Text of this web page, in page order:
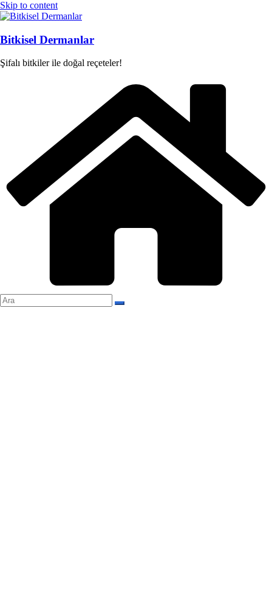
Skip to content
Bitkisel Dermanlar
Şifalı bitkiler ile doğal reçeteler!